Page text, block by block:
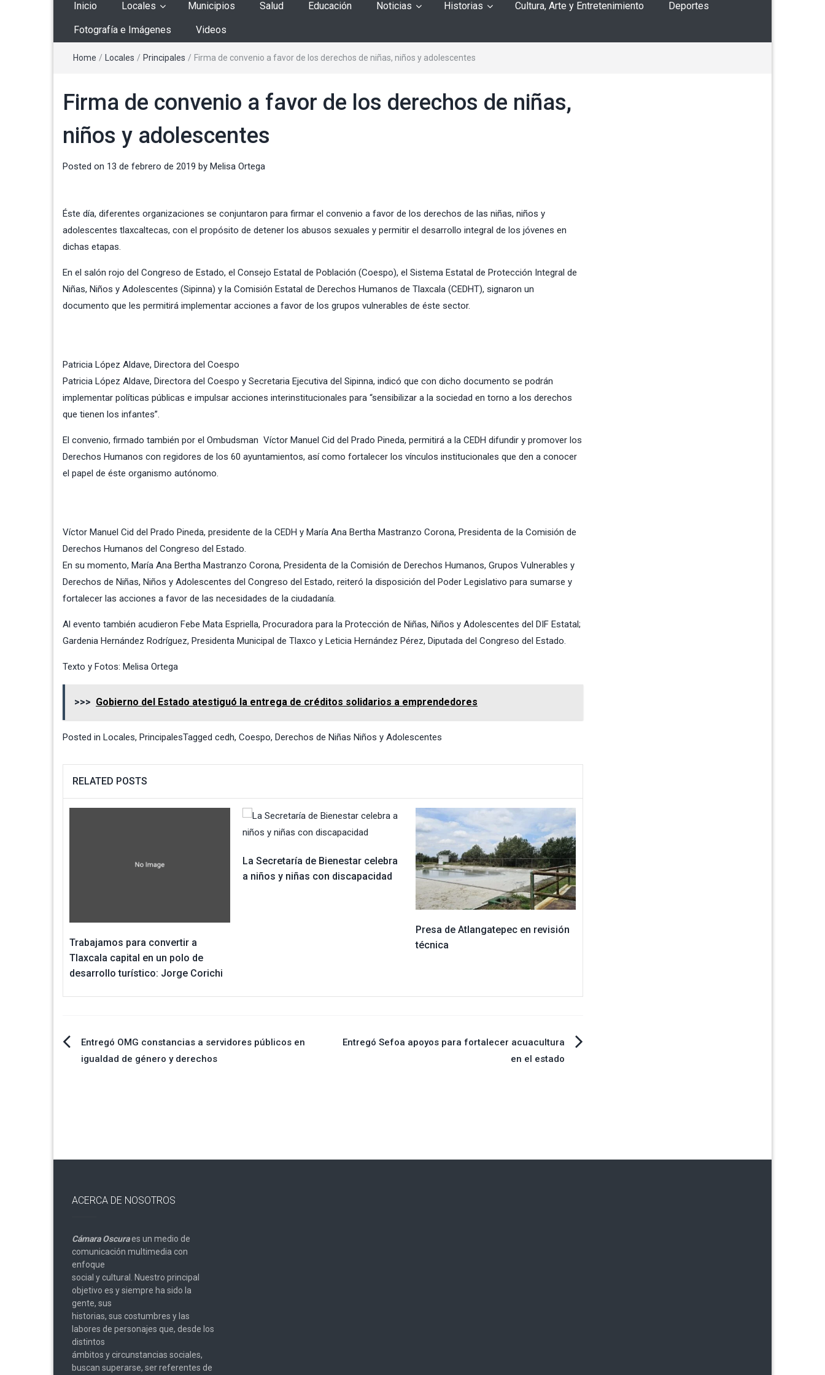
Inicio Locales Municipios Salud Educación Noticias Historias Cultura, Arte y Entretenimiento Deportes
Fotografía e Imágenes Videos
Home / Locales / Principales / Firma de convenio a favor de los derechos de niñas, niños y adolescentes
Firma de convenio a favor de los derechos de niñas,
niños y adolescentes
Posted on 13 de febrero de 2019 by Melisa Ortega
Éste día, diferentes organizaciones se conjuntaron para firmar el convenio a favor de los derechos de las niñas, niños y
adolescentes tlaxcaltecas, con el propósito de detener los abusos sexuales y permitir el desarrollo integral de los jóvenes en
dichas etapas.
En el salón rojo del Congreso de Estado, el Consejo Estatal de Población (Coespo), el Sistema Estatal de Protección Integral de
Niñas, Niños y Adolescentes (Sipinna) y la Comisión Estatal de Derechos Humanos de Tlaxcala (CEDHT), signaron un
documento que les permitirá implementar acciones a favor de los grupos vulnerables de éste sector.
Patricia López Aldave, Directora del Coespo
Patricia López Aldave, Directora del Coespo y Secretaria Ejecutiva del Sipinna, indicó que con dicho documento se podrán
implementar políticas públicas e impulsar acciones interinstitucionales para “sensibilizar a la sociedad en torno a los derechos
que tienen los infantes”.
El convenio, firmado también por el Ombudsman Víctor Manuel Cid del Prado Pineda, permitirá a la CEDH difundir y promover los
Derechos Humanos con regidores de los 60 ayuntamientos, así como fortalecer los vínculos institucionales que den a conocer
el papel de éste organismo autónomo.
Víctor Manuel Cid del Prado Pineda, presidente de la CEDH y María Ana Bertha Mastranzo Corona, Presidenta de la Comisión de
Derechos Humanos del Congreso del Estado.
En su momento, María Ana Bertha Mastranzo Corona, Presidenta de la Comisión de Derechos Humanos, Grupos Vulnerables y
Derechos de Niñas, Niños y Adolescentes del Congreso del Estado, reiteró la disposición del Poder Legislativo para sumarse y
fortalecer las acciones a favor de las necesidades de la ciudadanía.
Al evento también acudieron Febe Mata Espriella, Procuradora para la Protección de Niñas, Niños y Adolescentes del DIF Estatal;
Gardenia Hernández Rodríguez, Presidenta Municipal de Tlaxco y Leticia Hernández Pérez, Diputada del Congreso del Estado.
Texto y Fotos: Melisa Ortega
>>> Gobierno del Estado atestiguó la entrega de créditos solidarios a emprendedores
Posted in Locales, PrincipalesTagged cedh, Coespo, Derechos de Niñas Niños y Adolescentes
RELATED POSTS
Trabajamos para convertir a
Tlaxcala capital en un polo de
desarrollo turístico: Jorge Corichi
La Secretaría de Bienestar celebra
a niños y niñas con discapacidad
Presa de Atlangatepec en revisión
técnica
Navegación
Entregó OMG constancias a servidores públicos en
igualdad de género y derechos
Entregó Sefoa apoyos para fortalecer acuacultura
en el estado
ACERCA DE NOSOTROS
Cámara Oscuraes un medio de
comunicación multimedia con
enfoque
social y cultural. Nuestro principal
objetivo es y siempre ha sido la
gente, sus
historias, sus costumbres y las
labores de personajes que, desde los
distintos
ámbitos y circunstancias sociales,
buscan superarse, ser referentes de